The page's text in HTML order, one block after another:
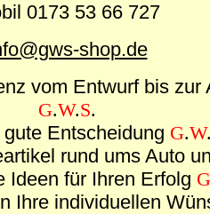
0173 53 66 727
shop.de
vom Entwurf bis zur
G.W.S.
gute Entscheidung G.W
rund ums Auto
Ideen für Ihren Erfolg G
Ihre individuellen